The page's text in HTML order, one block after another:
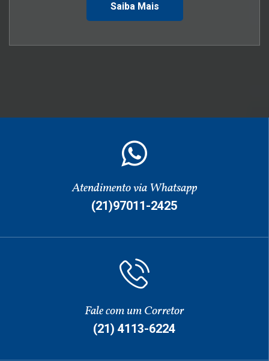
Saiba Mais
Atendimento via Whatsapp
(21)97011-2425
Fale com um Corretor
(21) 4113-6224